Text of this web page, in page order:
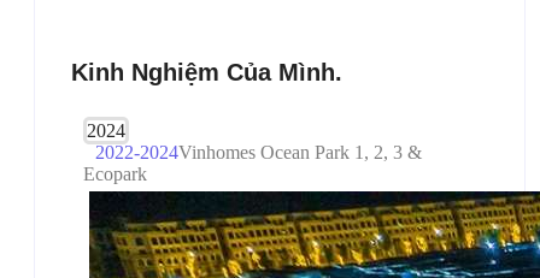
Kinh Nghiệm Của Mình.
2024
2022-2024Vinhomes Ocean Park 1, 2, 3 &
Ecopark